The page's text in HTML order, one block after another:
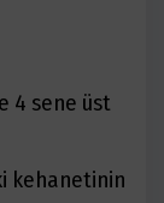
4 sene üst
kehanetinin